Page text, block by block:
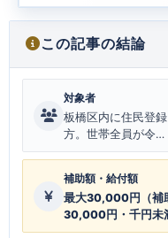
この記事の結論
対象者
板橋区内に住民登
方。世帯全員が令…
補助額・給付額
最大30,000円（補
30,000円・千円未